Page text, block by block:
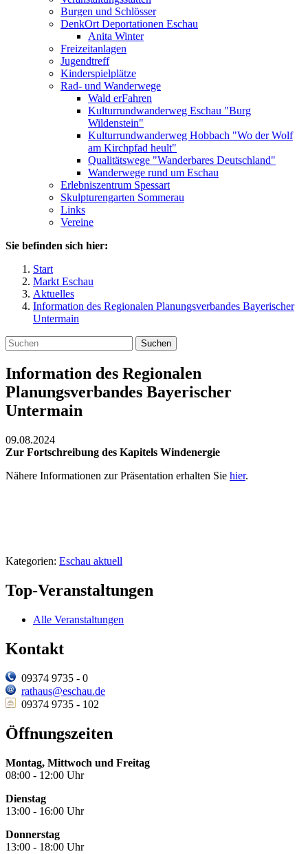
Burgen und Schlösser
DenkOrt Deportationen Eschau
Anita Winter
Freizeitanlagen
Jugendtreff
Kinderspielplätze
Rad- und Wanderwege
Wald erFahren
Kulturrundwanderweg Eschau "Burg
Wildenstein"
Kulturrundwanderweg Hobbach "Wo der Wolf
am Kirchpfad heult"
Qualitätswege "Wanderbares Deutschland"
Wanderwege rund um Eschau
Erlebniszentrum Spessart
Skulpturengarten Sommerau
Links
Vereine
Sie befinden sich hier:
Start
Markt Eschau
Aktuelles
Information des Regionalen Planungsverbandes Bayerischer
Untermain
Suchen
Information des Regionalen
Planungsverbandes Bayerischer
Untermain
09.08.2024
Zur Fortschreibung des Kapitels Windenergie
Nähere Informationen zur Präsentation erhalten Sie hier.
Kategorien: Eschau aktuell
Top-Veranstaltungen
Alle Veranstaltungen
Kontakt
09374 9735 - 0
rathaus@eschau.de
09374 9735 - 102
Öffnungszeiten
Montag, Mittwoch und Freitag
08:00 - 12:00 Uhr
Dienstag
13:00 - 16:00 Uhr
Donnerstag
13:00 - 18:00 Uhr